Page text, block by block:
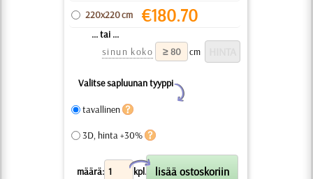
220x220 cm €180.70
... tai ...
sinun koko
cm
Valitse sapluunan tyyppi
Y
tavallinen
3D, hinta +30%
määrä: kpl.
X